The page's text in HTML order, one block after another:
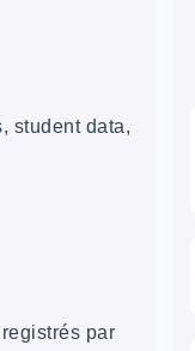
student data,
par